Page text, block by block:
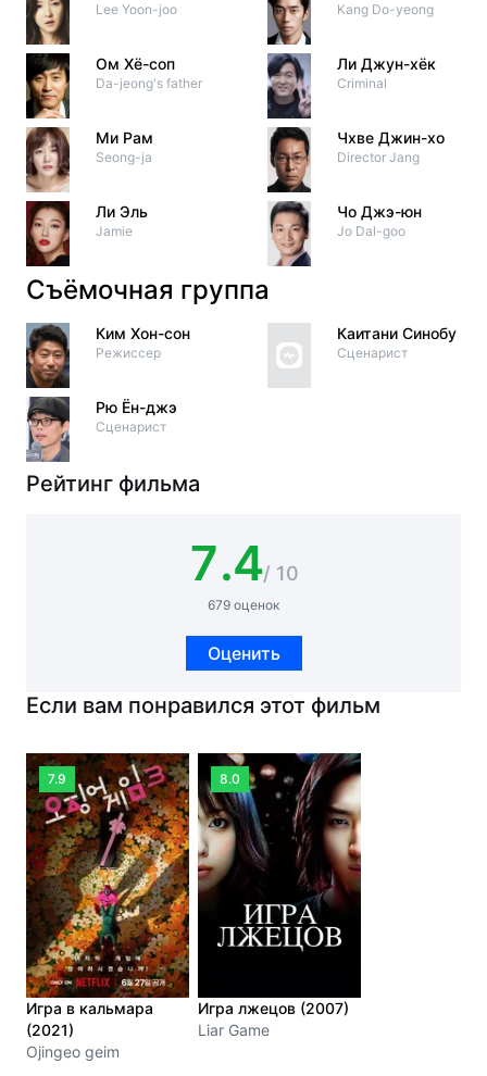
Lee Yoon-joo
Ом Хё-соп
Da-jeong's father
Ми Рам
Seong-ja
Ли Эль
Jamie
Kang Do-yeong
Ли Джун-хёк
Criminal
Чхве Джин-хо
Director Jang
Чо Джэ-юн
Jo Dal-goo
Съёмочная группа
Ким Хон-сон
Режиссер
Рю Ён-джэ
Сценарист
Каитани Синобу
Сценарист
Рейтинг фильма
7.4/ 10
679 оценок
Оценить
Если вам понравился этот фильм
7.9
Игра в кальмара
(2021)
Ojingeo geim
8.0
Игра лжецов (2007)
Liar Game